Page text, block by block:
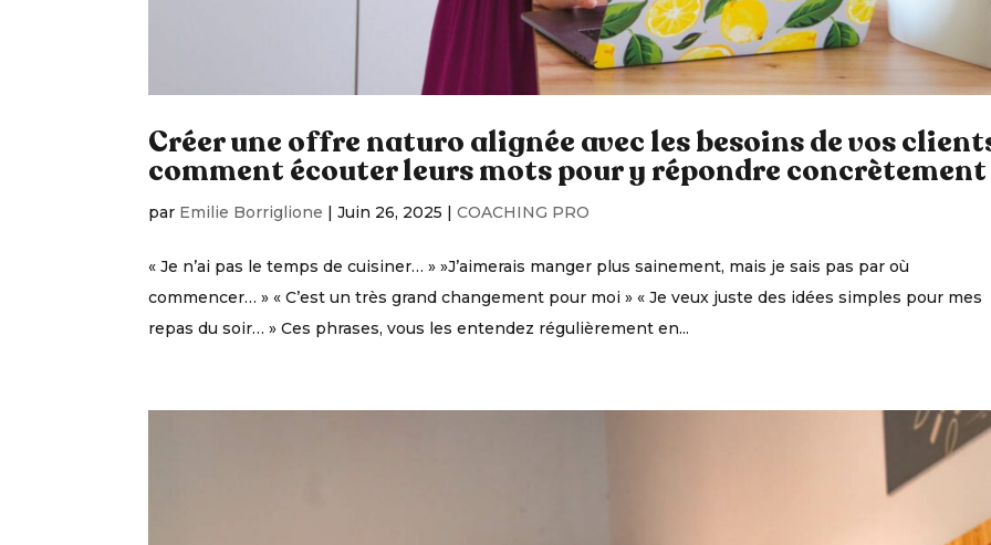
Créer une offre naturo alignée avec les besoins de vos
comment écouter leurs mots pour y répondre concrètement
par Emilie Borriglione |Juin 26, 2025 |COACHING PRO
« Je n’ai pas le temps de cuisiner… » »J’aimerais manger plus sainement, mais je sais pas par où
commencer… » « C’est un très grand changement pour moi » « Je veux juste des idées simples pour mes
repas du soir… » Ces phrases, vous les entendez régulièrement en...